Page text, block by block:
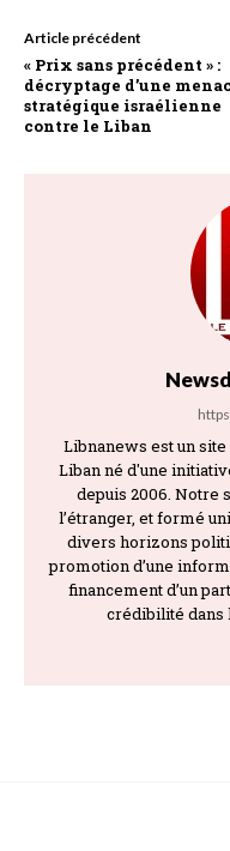
Article précédent
« Prix sans précédent » :
décryptage d’une
stratégique israélienne
contre le Liban
Libnanews est un
Liban né d'une
depuis 2006. Notre
l’étranger, et formé
divers horizons
promotion d’une
financement d’un
crédibilité dans